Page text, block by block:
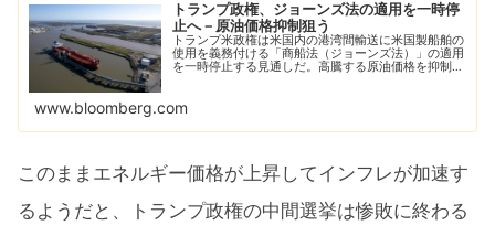
トランプ政権、ジョーンズ法の適用を一時停
止へ－原油価格抑制狙う
トランプ米政権は米国内の港湾間輸送に米国製船舶の
使用を義務付ける「商船法（ジョーンズ法）」の適用
を一時停止する見通しだ。高騰する原油価格を抑制す
www.bloomberg.com
このままエネルギー価格が上昇してインフレが加速す
るようだと、トランプ政権の中間選挙は惨敗に終わる